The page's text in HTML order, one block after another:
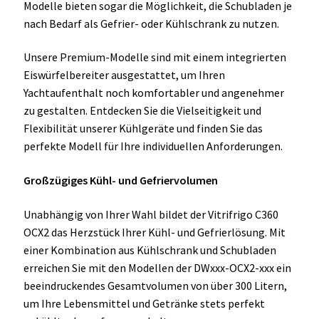
Modelle bieten sogar die Möglichkeit, die Schubladen je
nach Bedarf als Gefrier- oder Kühlschrank zu nutzen.
Unsere Premium-Modelle sind mit einem integrierten
Eiswürfelbereiter ausgestattet, um Ihren
Yachtaufenthalt noch komfortabler und angenehmer
zu gestalten. Entdecken Sie die Vielseitigkeit und
Flexibilität unserer Kühlgeräte und finden Sie das
perfekte Modell für Ihre individuellen Anforderungen.
Großzügiges Kühl- und Gefriervolumen
Unabhängig von Ihrer Wahl bildet der Vitrifrigo C360
OCX2 das Herzstück Ihrer Kühl- und Gefrierlösung. Mit
einer Kombination aus Kühlschrank und Schubladen
erreichen Sie mit den Modellen der DWxxx-OCX2-xxx ein
beeindruckendes Gesamtvolumen von über 300 Litern,
um Ihre Lebensmittel und Getränke stets perfekt